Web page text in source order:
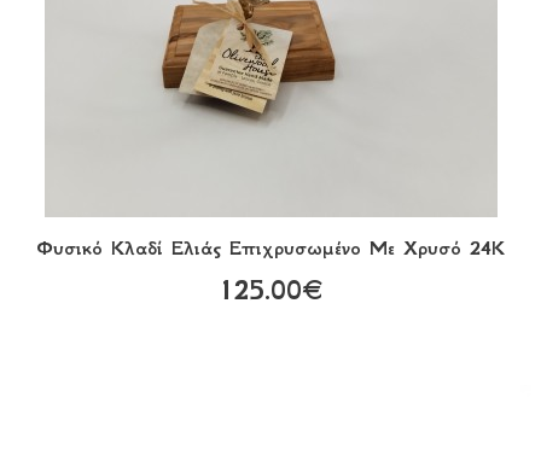
Φυσικό Κλαδί Ελιάς Επιχρυσωμένο Με Χρυσό 24Κ
125.00€